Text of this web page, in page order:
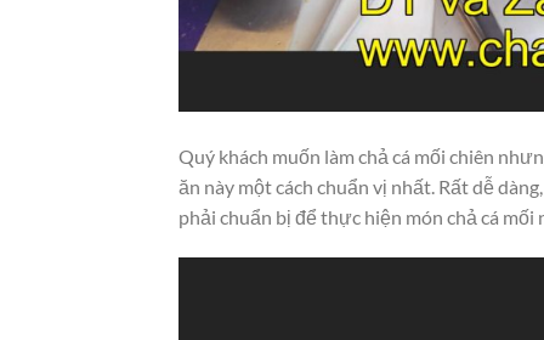
Quý khách muốn làm chả cá mối chiên
ăn này một cách chuẩn vị nhất. Rất dễ
phải chuẩn bị để thực hiện món chả cá mối